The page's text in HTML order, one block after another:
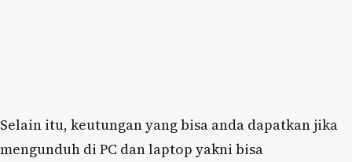
Selain itu, keutungan yang bisa anda dapatkan jika
mengunduh di PC dan laptop yakni bisa